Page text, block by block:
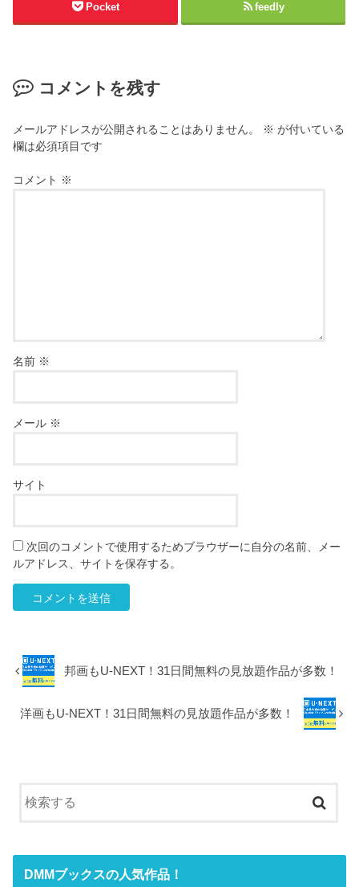
Pocket feedly
コメントを残す
メールアドレスが公開されることはありません。 ※ が付いている
欄は必須項目です
コメント ※
名前 ※
メール ※
サイト
次回のコメントで使用するためブラウザーに自分の名前、メー
ルアドレス、サイトを保存する。
邦画もU-NEXT！31日間無料の見放題作品が多数！
洋画もU-NEXT！31日間無料の見放題作品が多数！
DMMブックスの人気作品！